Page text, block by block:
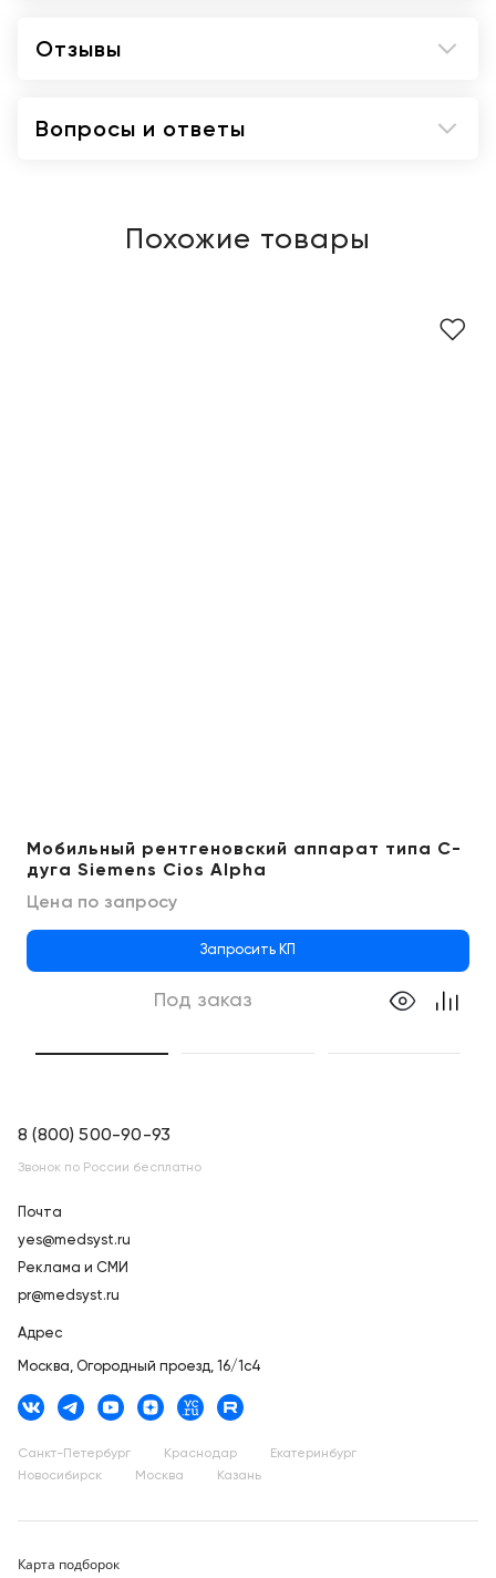
Отзывы
Вопросы и ответы
Похожие товары
Мобильный рентгеновский аппарат типа C-
дуга Siemens Cios Alpha
Цена по запросу
Запросить КП
Под заказ
8 (800) 500-90-93
Звонок по России бесплатно
Почта
yes@medsyst.ru
Реклама и СМИ
pr@medsyst.ru
Адрес
Москва, Огородный проезд, 16/1с4
Санкт-Петербург Краснодар
Екатеринбург
Новосибирск
Москва Казань
Карта подборок